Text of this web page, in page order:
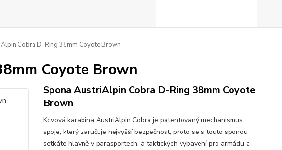
Cobra D-Ring 38mm Coyote Brown
Coyote Brown
Spona AustriAlpin Cobra D-Ring 38mm Coyote
Brown
Kovová karabina AustriAlpin Cobra je patentovaný mechanismus
spoje, který zaručuje nejvyšší bezpečnost, proto se s touto sponou
setkáte hlavně v parasportech, a taktických vybavení pro armádu a